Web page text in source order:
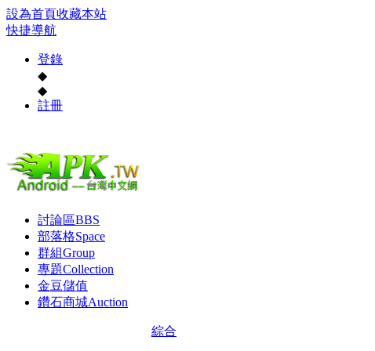
設為首頁收藏本站
快捷導航
登錄
◆
◆
註冊
討論區BBS
部落格Space
群組Group
專題Collection
金豆儲值
鑽石商城Auction
綜合